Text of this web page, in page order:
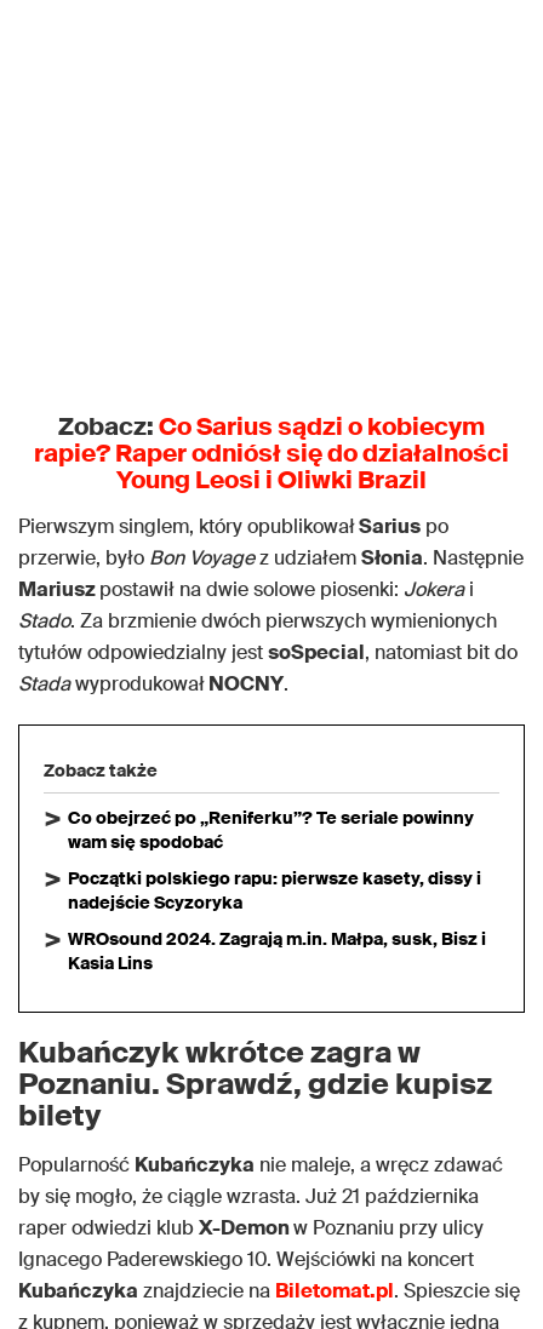
Zobacz:Co Sarius sądzi o kobiecym
rapie? Raper odniósł się do działalności
Young Leosi i Oliwki Brazil
Pierwszym singlem, który opublikowałSarius po
przerwie, było Bon Voyagez udziałemSłonia. Następnie
Mariuszpostawił na dwie solowe piosenki: Jokerai
Stado. Za brzmienie dwóch pierwszych wymienionych
tytułów odpowiedzialny jestsoSpecial, natomiast bit do
StadawyprodukowałNOCNY.
Zobacz także
Co obejrzeć po „Reniferku”? Te seriale powinny
wam się spodobać
Początki polskiego rapu: pierwsze kasety, dissy i
nadejście Scyzoryka
WROsound 2024. Zagrają m.in. Małpa, susk, Bisz i
Kasia Lins
Kubańczyk wkrótce zagra w
Poznaniu. Sprawdź, gdzie kupisz
bilety
Popularność Kubańczyka nie maleje, a wręcz zdawać
by się mogło, że ciągle wzrasta. Już 21 października
raper odwiedzi klubX-Demonw Poznaniu przy ulicy
Ignacego Paderewskiego 10. Wejściówki na koncert
Kubańczyka znajdziecie na Biletomat.pl. Spieszcie się
z kupnem, ponieważ w sprzedaży jest wyłącznie jedna